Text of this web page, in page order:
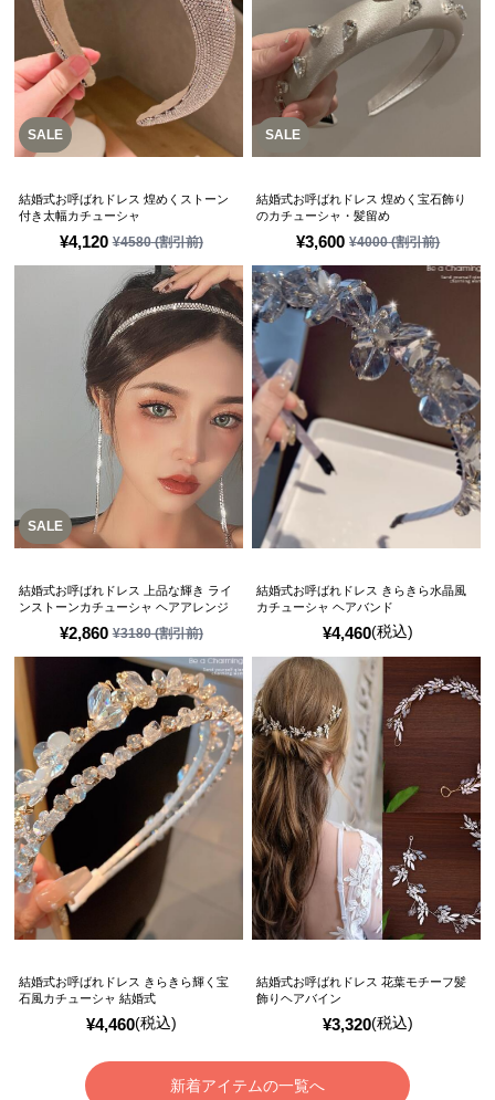
SALE
¥4,120 ¥4580(割引前)
結婚式お呼ばれドレス 煌めくストーン
付き太幅カチューシャ
SALE
¥3,600 ¥4000(割引前)
結婚式お呼ばれドレス 煌めく宝石飾り
のカチューシャ・髪留め
SALE
¥2,860 ¥3180(割引前)
結婚式お呼ばれドレス 上品な輝き ライ
ンストーンカチューシャ ヘアアレンジ
¥4,460(税込)
結婚式お呼ばれドレス きらきら水晶風
カチューシャ ヘアバンド
¥4,460(税込)
結婚式お呼ばれドレス きらきら輝く宝
石風カチューシャ 結婚式
¥3,320(税込)
結婚式お呼ばれドレス 花葉モチーフ髪
飾りヘアバイン
新着アイテムの一覧へ